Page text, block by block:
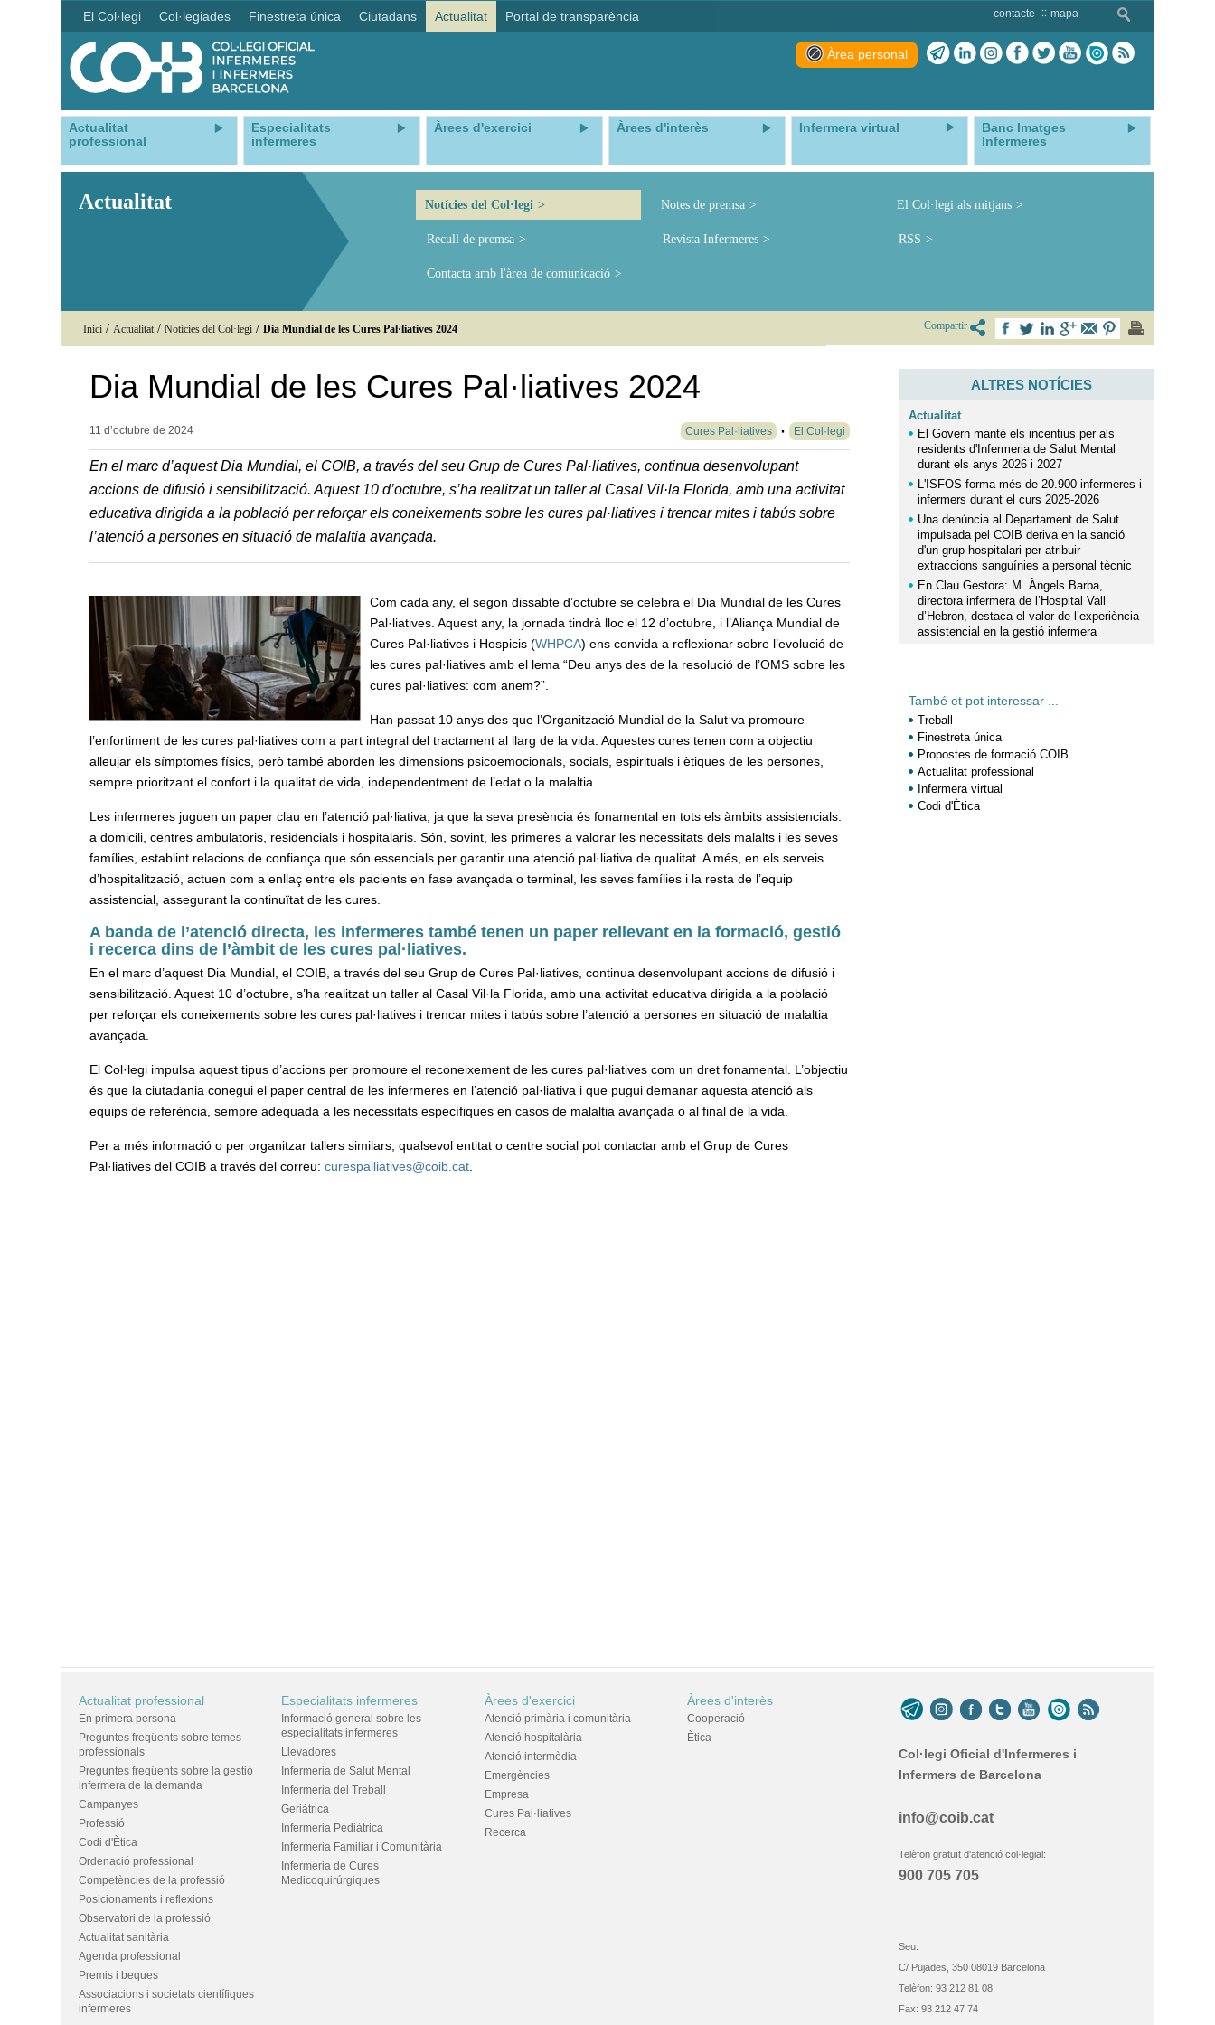
El Col·legi Col·legiades Finestreta única Ciutadans Actualitat Portal de transparència contacte mapa
Àrea personal
Actualitat
professional
Especialitats
infermeres
Àrees d'exercici Àrees d'interès Infermera virtual
Banc Imatges
Infermeres
Actualitat Notícies del Col·legi Notes de premsa El Col·legi als mitjans
Recull de premsa Revista Infermeres RSS
Contacta amb l'àrea de comunicació
Inici / Actualitat / Notícies del Col·legi / Dia Mundial de les Cures Pal·liatives 2024 Compartir
Dia Mundial de les Cures Pal·liatives 2024
11 d’octubre de 2024 Cures Pal·liatives El Col·legi
En el marc d’aquest Dia Mundial, el COIB, a través del seu Grup de Cures Pal·liatives, continua desenvolupant
accions de difusió i sensibilització. Aquest 10 d’octubre, s’ha realitzat un taller al Casal Vil·la Florida, amb una activitat
educativa dirigida a la població per reforçar els coneixements sobre les cures pal·liatives i trencar mites i tabús sobre
l’atenció a persones en situació de malaltia avançada.
Com cada any, el segon dissabte d’octubre se celebra el Dia Mundial de les Cures
Pal·liatives. Aquest any, la jornada tindrà lloc el 12 d’octubre, i l’Aliança Mundial de
Cures Pal·liatives i Hospicis (WHPCA) ens convida a reflexionar sobre l’evolució de
les cures pal·liatives amb el lema “Deu anys des de la resolució de l’OMS sobre les
cures pal·liatives: com anem?”.
Han passat 10 anys des que l’Organització Mundial de la Salut va promoure
l’enfortiment de les cures pal·liatives com a part integral del tractament al llarg de la vida. Aquestes cures tenen com a objectiu
alleujar els símptomes físics, però també aborden les dimensions psicoemocionals, socials, espirituals i ètiques de les persones,
sempre prioritzant el confort i la qualitat de vida, independentment de l’edat o la malaltia.
Les infermeres juguen un paper clau en l’atenció pal·liativa, ja que la seva presència és fonamental en tots els àmbits assistencials:
a domicili, centres ambulatoris, residencials i hospitalaris. Són, sovint, les primeres a valorar les necessitats dels malalts i les seves
famílies, establint relacions de confiança que són essencials per garantir una atenció pal·liativa de qualitat. A més, en els serveis
d’hospitalització, actuen com a enllaç entre els pacients en fase avançada o terminal, les seves famílies i la resta de l’equip
assistencial, assegurant la continuïtat de les cures.
A banda de l’atenció directa, les infermeres també tenen un paper rellevant en la formació, gestió
i recerca dins de l’àmbit de les cures pal·liatives.
En el marc d’aquest Dia Mundial, el COIB, a través del seu Grup de Cures Pal·liatives, continua desenvolupant accions de difusió i
sensibilització. Aquest 10 d’octubre, s’ha realitzat un taller al Casal Vil·la Florida, amb una activitat educativa dirigida a la població
per reforçar els coneixements sobre les cures pal·liatives i trencar mites i tabús sobre l’atenció a persones en situació de malaltia
avançada.
El Col·legi impulsa aquest tipus d’accions per promoure el reconeixement de les cures pal·liatives com un dret fonamental. L’objectiu
és que la ciutadania conegui el paper central de les infermeres en l’atenció pal·liativa i que pugui demanar aquesta atenció als
equips de referència, sempre adequada a les necessitats específiques en casos de malaltia avançada o al final de la vida.
Per a més informació o per organitzar tallers similars, qualsevol entitat o centre social pot contactar amb el Grup de Cures
Pal·liatives del COIB a través del correu: curespalliatives@coib.cat
ALTRES NOTÍCIES
Actualitat
El Govern manté els incentius per als
residents d'Infermeria de Salut Mental
durant els anys 2026 i 2027
L'ISFOS forma més de 20.900 infermeres i
infermers durant el curs 2025-2026
Una denúncia al Departament de Salut
impulsada pel COIB deriva en la sanció
d'un grup hospitalari per atribuir
extraccions sanguínies a personal tècnic
En Clau Gestora: M. Àngels Barba,
directora infermera de l’Hospital Vall
d’Hebron, destaca el valor de l’experiència
assistencial en la gestió infermera
També et pot interessar ...
Treball
Finestreta única
Propostes de formació COIB
Actualitat professional
Infermera virtual
Codi d'Ètica
Actualitat professional
En primera persona
Preguntes freqüents sobre temes
professionals
Preguntes freqüents sobre la gestió
infermera de la demanda
Campanyes
Professió
Codi d'Ètica
Ordenació professional
Competències de la professió
Posicionaments i reflexions
Observatori de la professió
Actualitat sanitària
Agenda professional
Premis i beques
Associacions i societats científiques
infermeres
Especialitats infermeres
Informació general sobre les
especialitats infermeres
Llevadores
Infermeria de Salut Mental
Infermeria del Treball
Geriàtrica
Infermeria Pediàtrica
Infermeria Familiar i Comunitària
Infermeria de Cures
Medicoquirúrgiques
Àrees d'exercici
Atenció primària i comunitària
Atenció hospitalària
Atenció intermèdia
Emergències
Empresa
Cures Pal·liatives
Recerca
Àrees d'interès
Cooperació
Ètica
Col·legi Oficial d'Infermeres i
Infermers de Barcelona
info@coib.cat
Telèfon gratuït d'atenció col·legial:
900 705 705
Seu:
C/ Pujades, 350 08019 Barcelona
Telèfon: 93 212 81 08
Fax: 93 212 47 74